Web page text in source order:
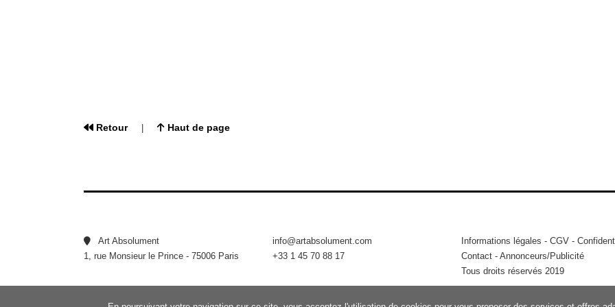
Retour| Haut de page
Art Absolument
1, rue Monsieur le Prince - 75006 Paris
info@artabsolument.com
+33 1 45 70 88 17
Informations légales - CGV -
Contact - Annonceurs/Publicité
Tous droits réservés 2019